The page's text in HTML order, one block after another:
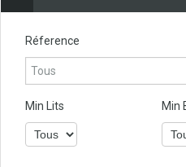
Réference
Min Lits Min